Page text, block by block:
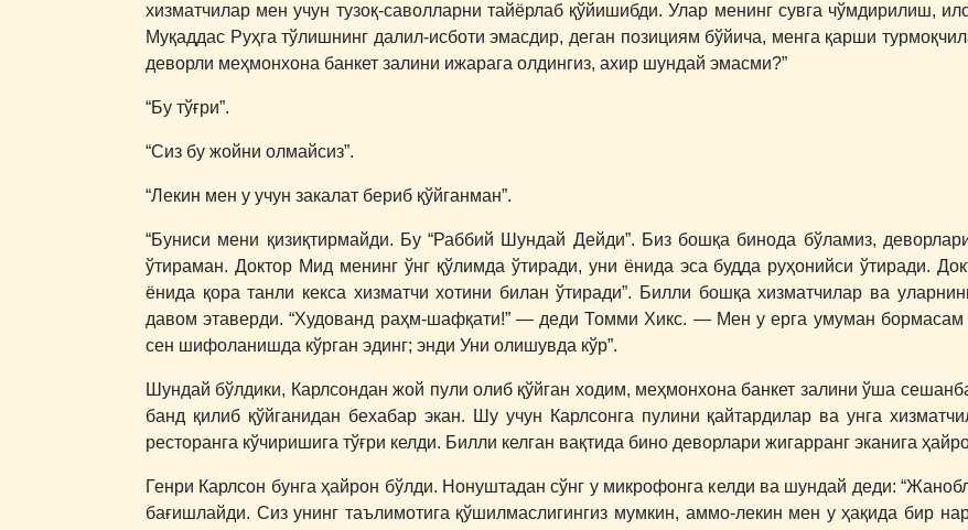
хизматчилар мен учун тузоқ-саволларни тайёрлаб қўйишибди. Улар менинг сувга чўмдирилиш,
Муқаддас Руҳга тўлишнинг далил-исботи эмасдир, деган позициям бўйича, менга қарши
деворли меҳмонхона банкет залини ижарага олдингиз, ахир шундай эмасми?”
“Бу тўғри”.
“Сиз бу жойни олмайсиз”.
“Лекин мен у учун закалат бериб қўйганман”.
“Буниси мени қизиқтирмайди. Бу “Раббий Шундай Дейди”. Биз бошқа бинода бўламиз,
ўтираман. Доктор Мид менинг ўнг қўлимда ўтиради, уни ёнида эса будда руҳонийси ўтиради.
ёнида қора танли кекса хизматчи хотини билан ўтиради”. Билли бошқа хизматчилар ва
давом этаверди. “Худованд раҳм-шафқати!” ― деди Томми Хикс. ― Мен у ерга умуман бормасам
сен шифоланишда кўрган эдинг; энди Уни олишувда кўр”.
Шундай бўлдики, Карлсондан жой пули олиб қўйган ходим, меҳмонхона банкет залини ўша
банд қилиб қўйганидан бехабар экан. Шу учун Карлсонга пулини қайтардилар ва унга
ресторанга кўчиришига тўғри келди. Билли келган вақтида бино деворлари жигарранг эканига
Генри Карлсон бунга ҳайрон бўлди. Нонуштадан сўнг у микрофонга келди ва шундай деди:
бағишлайди. Сиз унинг таълимотига қўшилмаслигингиз мумкин, аммо-лекин мен у ҳақида бир